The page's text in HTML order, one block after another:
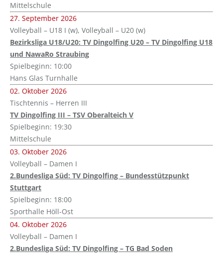
Mittelschule
27. September 2026
Volleyball – U18 I (w), Volleyball – U20 (w)
Bezirksliga U18/U20: TV Dingolfing U20 – TV Dingolfing U18
und NawaRo Straubing
Spielbeginn: 10:00
Hans Glas Turnhalle
02. Oktober 2026
Tischtennis – Herren III
TV Dingolfing III – TSV Oberalteich V
Spielbeginn: 19:30
Mittelschule
03. Oktober 2026
Volleyball – Damen I
2.Bundesliga Süd: TV Dingolfing – Bundesstützpunkt
Stuttgart
Spielbeginn: 18:00
Sporthalle Höll-Ost
04. Oktober 2026
Volleyball – Damen I
2.Bundesliga Süd: TV Dingolfing – TG Bad Soden